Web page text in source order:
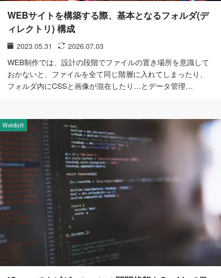
WEBサイトを構築する際、基本となるフォルダ(デ
ィレクトリ) 構成
2023.05.31 2026.07.03
WEB制作では、設計の段階でファイルの置き場所を意識して
おかないと、ファイルを全て同じ階層に入れてしまったり、
フォルダ内にCSSと画像が混在したり…とデータ管理…
Web制作